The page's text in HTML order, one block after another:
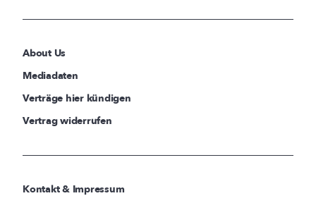
About Us
Mediadaten
Verträge hier kündigen
Vertrag widerrufen
Kontakt & Impressum